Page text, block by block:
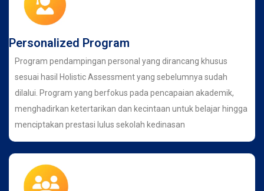
Personalized Program
Program pendampingan personal yang dirancang khusus
sesuai hasil Holistic Assessment yang sebelumnya sudah
dilalui. Program yang berfokus pada pencapaian akademik,
menghadirkan ketertarikan dan kecintaan untuk belajar hingga
menciptakan prestasi lulus sekolah kedinasan